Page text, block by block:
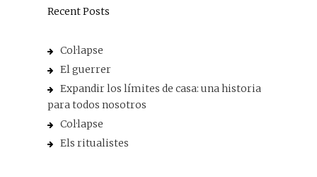
Recent Posts
Col·lapse
El guerrer
Expandir los límites de casa: una historia
para todos nosotros
Col·lapse
Els ritualistes